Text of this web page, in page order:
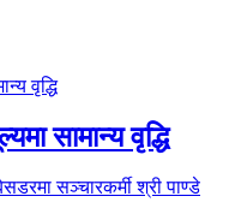
सामान्य वृद्धि